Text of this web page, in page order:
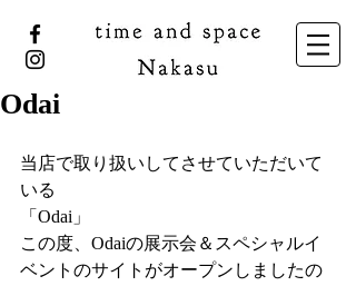
Odai
当店で取り扱いしてさせていただいて
いる
「Odai」
この度、Odaiの展示会＆スペシャルイ
ベントのサイトがオープンしましたの